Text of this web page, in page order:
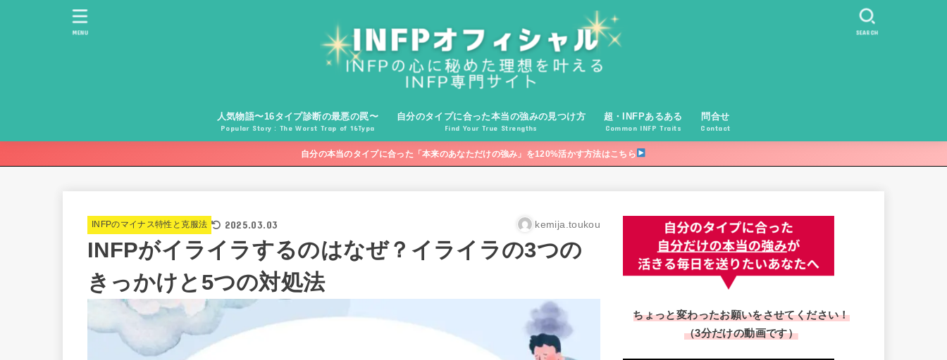
人気物語〜16タイプ診断の最悪の罠〜
Popular Story：The Worst Trap of 16Typa
自分のタイプに合った本当の強みの見つけ方
Find Your True Strengths
超・INFPあるある
Common INFP Traits
問合せ
Contact
SEARCH
MENU
自分の本当のタイプに合った「本来のあなただけの強み」を120%活かす方法はこちら
INFPのマイナス特性と克服法 2025.03.03 kemija.toukou
INFPがイライラするのはなぜ？イライラの3つの
きっかけと5つの対処法
ちょっと変わったお願いをさせてください！
（3分だけの動画です）